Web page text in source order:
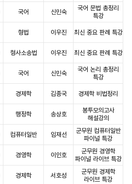
국어 신민숙
국어 문법 총정리
특강
형법 이우진 최신 중요 판례 특강
형사소송법 이우진 최신 중요 판례 특강
국어 신민숙
국어 논리 총정리
특강
경제학 김종국 경제학 비법정리
행정학 송상호
봉투모의고사
해설강의
컴퓨터일반 임재선
군무원 컴퓨터일반
파이널 특강
경영학 이인호
군무원 경영학
파이널 라이브 특강
경제학 서호성
군무원 경제학
라이브 특강